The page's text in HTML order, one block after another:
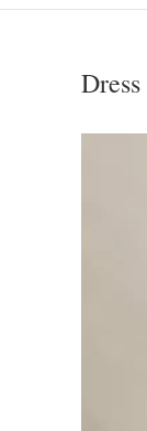
Dress